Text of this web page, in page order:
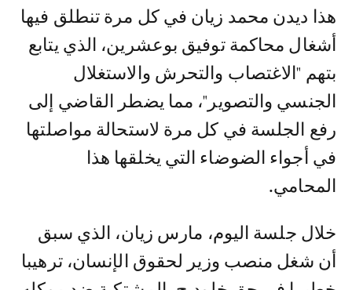
هذا ديدن محمد زيان في كل مرة تنطلق فيها
أشغال محاكمة توفيق بوعشرين، الذي يتابع
بتهم "الاغتصاب والتحرش والاستغلال
الجنسي والتصوير"، مما يضطر القاضي إلى
رفع الجلسة في كل مرة لاستحالة مواصلتها
في أجواء الضوضاء التي يخلقها هذا
المحامي.
خلال جلسة اليوم، مارس زيان، الذي سبق
أن شغل منصب وزير لحقوق الإنسان، ترهيبا